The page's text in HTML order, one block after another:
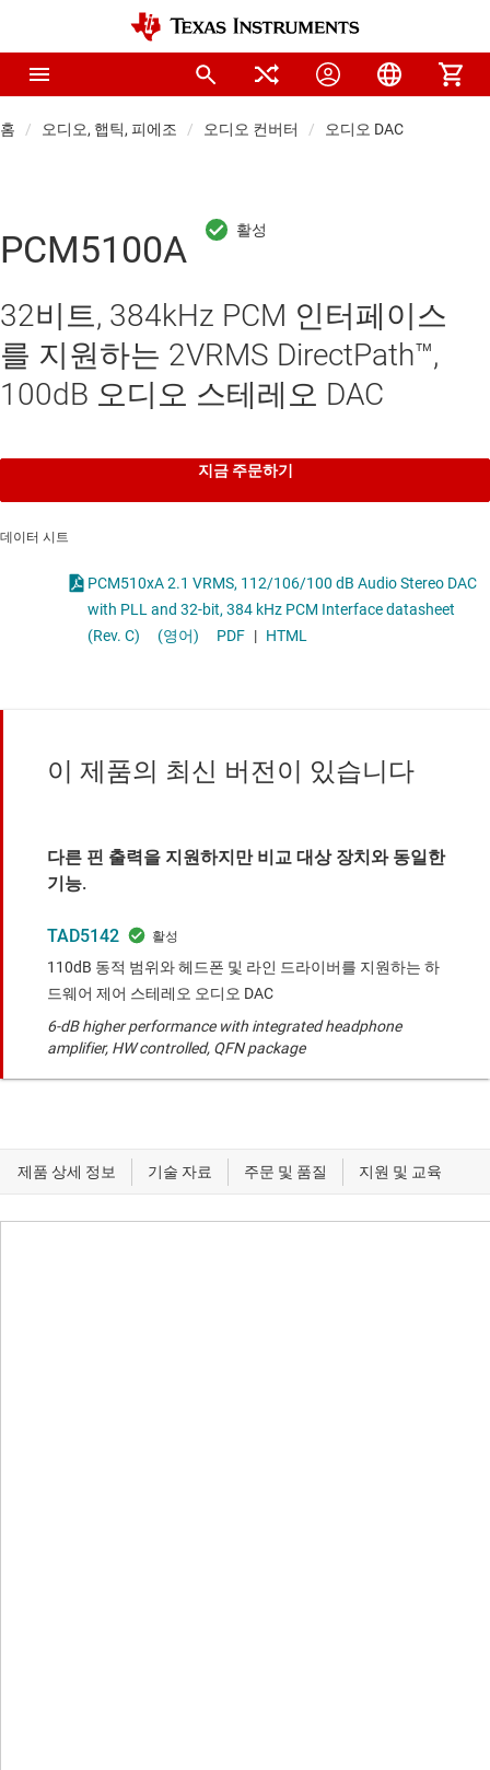
홈 오디오, 햅틱, 피에조 오디오 컨버터 오디오 DAC
PCM5100A
32비트, 384kHz PCM 인터페이스
를 지원하는 2VRMS DirectPath™,
100dB 오디오 스테레오 DAC
지금 주문하기
데이터 시트
PCM510xA 2.1 VRMS, 112/106/100 dB Audio Stereo DAC
with PLL and 32-bit, 384 kHz PCM Interface datasheet
(Rev. C)
(영어) PDF | HTML
이 제품의 최신 버전이 있습니다
다른 핀 출력을 지원하지만 비교 대상 장치와 동일한
기능.
TAD5142
110dB 동적 범위와 헤드폰 및 라인 드라이버를 지원하는 하
드웨어 제어 스테레오 오디오 DAC
6-dB higher performance with integrated headphone
amplifier, HW controlled, QFN package